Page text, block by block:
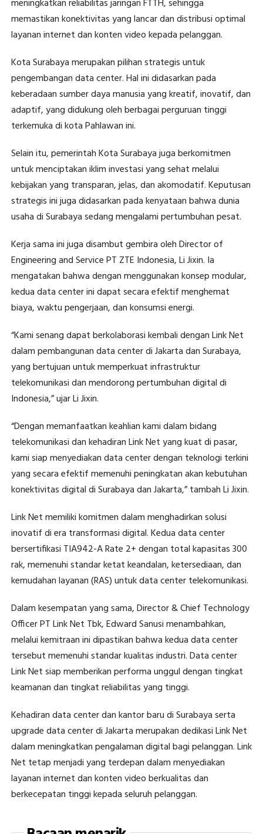
meningkatkan reliabilitas jaringan FTTH, sehingga
memastikan konektivitas yang lancar dan distribusi optimal
layanan internet dan konten video kepada pelanggan.
Kota Surabaya merupakan pilihan strategis untuk
pengembangan data center. Hal ini didasarkan pada
keberadaan sumber daya manusia yang kreatif, inovatif, dan
adaptif, yang didukung oleh berbagai perguruan tinggi
terkemuka di kota Pahlawan ini.
Selain itu, pemerintah Kota Surabaya juga berkomitmen
untuk menciptakan iklim investasi yang sehat melalui
kebijakan yang transparan, jelas, dan akomodatif. Keputusan
strategis ini juga didasarkan pada kenyataan bahwa dunia
usaha di Surabaya sedang mengalami pertumbuhan pesat.
Kerja sama ini juga disambut gembira oleh Director of
Engineering and Service PT ZTE Indonesia, Li Jixin. Ia
mengatakan bahwa dengan menggunakan konsep modular,
kedua data center ini dapat secara efektif menghemat
biaya, waktu pengerjaan, dan konsumsi energi.
“Kami senang dapat berkolaborasi kembali dengan Link Net
dalam pembangunan data center di Jakarta dan Surabaya,
yang bertujuan untuk memperkuat infrastruktur
telekomunikasi dan mendorong pertumbuhan digital di
Indonesia,” ujar Li Jixin.
“Dengan memanfaatkan keahlian kami dalam bidang
telekomunikasi dan kehadiran Link Net yang kuat di pasar,
kami siap menyediakan data center dengan teknologi terkini
yang secara efektif memenuhi peningkatan akan kebutuhan
konektivitas digital di Surabaya dan Jakarta,” tambah Li Jixin.
Link Net memiliki komitmen dalam menghadirkan solusi
inovatif di era transformasi digital. Kedua data center
bersertifikasi TIA942-A Rate 2+ dengan total kapasitas 300
rak, memenuhi standar ketat keandalan, ketersediaan, dan
kemudahan layanan (RAS) untuk data center telekomunikasi.
Dalam kesempatan yang sama, Director & Chief Technology
Officer PT Link Net Tbk, Edward Sanusi menambahkan,
melalui kemitraan ini dipastikan bahwa kedua data center
tersebut memenuhi standar kualitas industri. Data center
Link Net siap memberikan performa unggul dengan tingkat
keamanan dan tingkat reliabilitas yang tinggi.
Kehadiran data center dan kantor baru di Surabaya serta
upgrade data center di Jakarta merupakan dedikasi Link Net
dalam meningkatkan pengalaman digital bagi pelanggan. Link
Net tetap menjadi yang terdepan dalam menyediakan
layanan internet dan konten video berkualitas dan
berkecepatan tinggi kepada seluruh pelanggan.